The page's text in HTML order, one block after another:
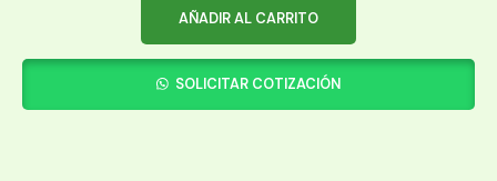
AÑADIR AL CARRITO
SOLICITAR COTIZACIÓN